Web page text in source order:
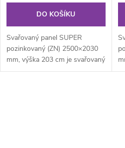
DO KOŠÍKU
Svařovaný panel SUPER
pozinkovaný (ZN) 2500×2030
mm, výška 203 cm je svařovaný
pozinkovaný plotový panel o